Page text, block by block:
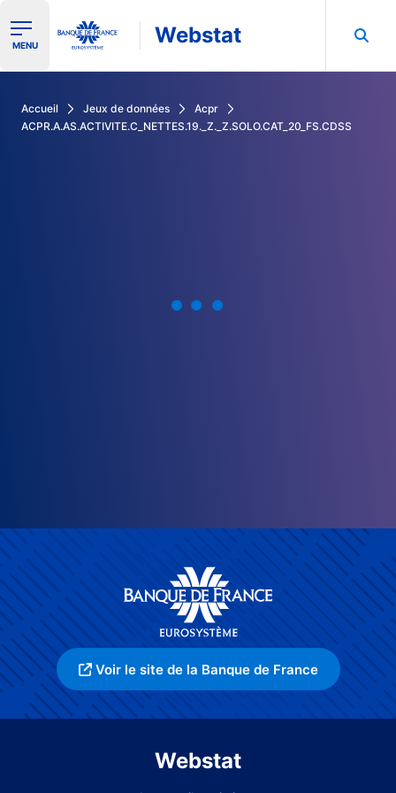
Ouvrir le menu de navigation
MENU Webstat
Accueil Jeux de données
Acpr
ACPR.A.AS.ACTIVITE.C_NETTES.19._Z._Z.SOLO.CAT_20_FS.CDSS
Voir le site de la Banque de France
Webstat